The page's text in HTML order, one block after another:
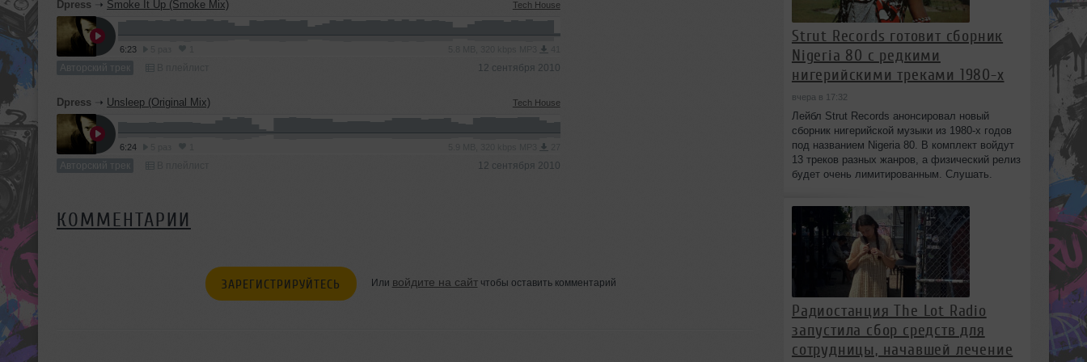
Dpress ➝ Smoke It Up (Smoke Mix) Tech House
6:23
Авторский трек 12 сентября 2010
Dpress ➝ Unsleep (Original Mix) Tech House
6:24
Авторский трек 12 сентября 2010
КОММЕНТАРИИ
ЗАРЕГИСТРИРУЙТЕСЬ Или войдите на сайтчтобы оставить комментарий
Strut Records готовит сборник
Nigeria 80 с редкими
нигерийскими треками 1980-х
вчера в 17:32
Лейбл Strut Records анонсировал новый
сборник нигерийской музыки из 1980-х годов
под названием Nigeria 80. В комплект войдут
13 треков разных жанров, а физический релиз
будет очень лимитированным. Слушать.
Радиостанция The Lot Radio
запустила сбор средств для
сотрудницы, начавшей лечение